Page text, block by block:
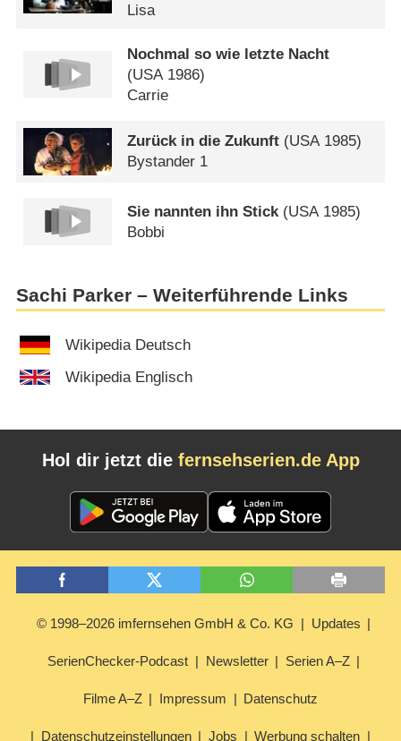
Lisa
Nochmal so wie letzte Nacht
(USA 1986)
Carrie
Zurück in die Zukunft (USA1985)
Bystander 1
Sie nannten ihn Stick (USA 1985)
Bobbi
Sachi Parker – Weiterführende Links
Wikipedia Deutsch
Wikipedia Englisch
Hol dir jetzt die fernsehserien.de App
© 1998–2026 imfernsehen GmbH & Co. KG Updates
SerienChecker-Podcast Newsletter Serien A–Z
Filme A–Z Impressum Datenschutz
Datenschutzeinstellungen Jobs Werbung schalten